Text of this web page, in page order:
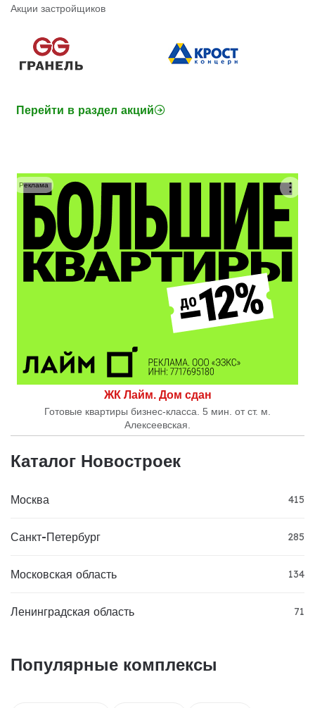
Акции застройщиков
Перейти в раздел акций
ЖК Лайм. Дом сдан
Готовые квартиры бизнес-класса. 5 мин. от ст. м.
Алексеевская.
Реклама
Каталог Новостроек
Москва 415
Санкт-Петербург 285
Московская область 134
Ленинградская область 71
Популярные комплексы